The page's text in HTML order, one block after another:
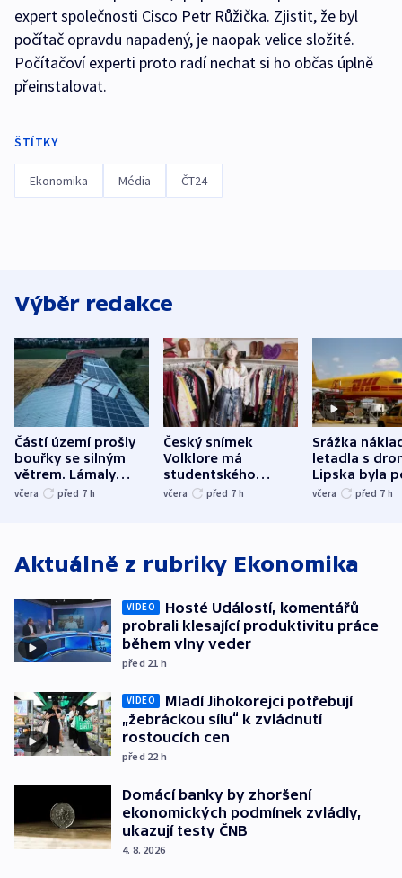
expert společnosti Cisco Petr Růžička. Zjistit, že byl
počítač opravdu napadený, je naopak velice složité.
Počítačoví experti proto radí nechat si ho občas úplně
přeinstalovat.
ŠTÍTKY
Ekonomika Média ČT24
Výběr redakce
Částí území prošly
bouřky se silným
větrem. Lámaly
stromy a poničily
včera před 7 h
Český snímek
Volklore má
studentského
Oscara, zabojuje o
včera před 7 h
Srážka
letadla s
Lipska byla
německého
včera před 7 h
Aktuálně z rubriky Ekonomika
VIDEO
Hosté Událostí, komentářů
probrali klesající produktivitu práce
během vlny veder
před 21 h
VIDEO
Mladí Jihokorejci potřebují
„žebráckou sílu“ k zvládnutí
rostoucích cen
před 22 h
Domácí banky by zhoršení
ekonomických podmínek zvládly,
ukazují testy ČNB
4. 8. 2026